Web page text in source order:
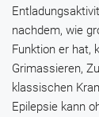
nachdem, wie
Funktion er hat,
Grimassieren,
klassischen
Epilepsie kann